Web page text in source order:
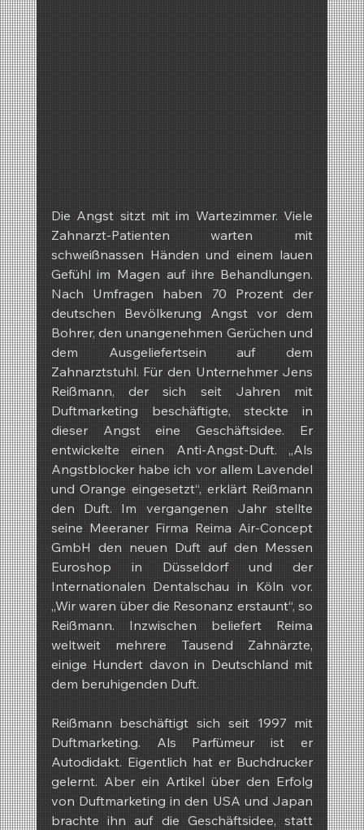
Die Angst sitzt mit im Wartezimmer. Viele
Zahnarzt-Patienten warten mit
schweißnassen Händen und einem lauen
Gefühl im Magen auf ihre Behandlungen.
Nach Umfragen haben 70 Prozent der
deutschen Bevölkerung Angst vor dem
Bohrer, den unangenehmen Gerüchen und
dem Ausgeliefertsein auf dem
Zahnarztstuhl. Für den Unternehmer Jens
Reißmann, der sich seit Jahren mit
Duftmarketing beschäftigte, steckte in
dieser Angst eine Geschäftsidee. Er
entwickelte einen Anti-Angst-Duft. „Als
Angstblocker habe ich vor allem Lavendel
und Orange eingesetzt“, erklärt Reißmann
den Duft. Im vergangenen Jahr stellte
seine Meeraner Firma Reima Air-Concept
GmbH den neuen Duft auf den Messen
Euroshop in Düsseldorf und der
Internationalen Dentalschau in Köln vor.
„Wir waren über die Resonanz erstaunt“, so
Reißmann. Inzwischen beliefert Reima
weltweit mehrere Tausend Zahnärzte,
einige Hundert davon in Deutschland mit
dem beruhigenden Duft.
Reißmann beschäftigt sich seit 1997 mit
Duftmarketing. Als Parfümeur ist er
Autodidakt. Eigentlich hat er Buchdrucker
gelernt. Aber ein Artikel über den Erfolg
von Duftmarketing in den USA und Japan
brachte ihn auf die Geschäftsidee, statt